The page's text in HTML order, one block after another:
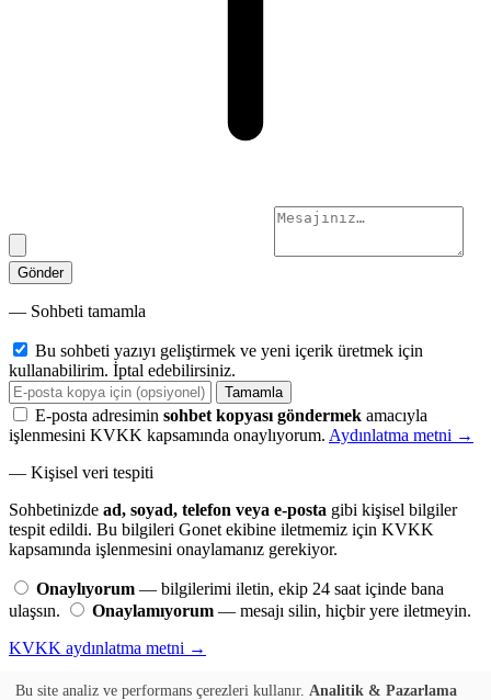
Gönder
— Sohbeti tamamla
Bu sohbeti yazıyı geliştirmek ve yeni içerik üretmek için
kullanabilirim. İptal edebilirsiniz.
Tamamla
E-posta adresimin sohbet kopyası göndermek amacıyla
işlenmesini KVKK kapsamında onaylıyorum. Aydınlatma metni →
— Kişisel veri tespiti
Sohbetinizde ad, soyad, telefon veya e-posta gibi kişisel bilgiler
tespit edildi. Bu bilgileri Gonet ekibine iletmemiz için KVKK
kapsamında işlenmesini onaylamanız gerekiyor.
Onaylıyorum — bilgilerimi iletin, ekip 24 saat içinde bana
ulaşsın.
Onaylamıyorum — mesajı silin, hiçbir yere iletmeyin.
KVKK aydınlatma metni →
Sohbeti kopyala E-posta istemiyorum
Bu site analiz ve performans çerezleri kullanır. Analitik & Pazarlama